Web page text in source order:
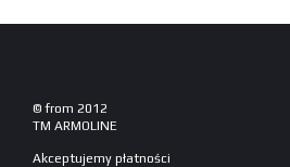
© from 2012
TM ARMOLINE
Akceptujemy płatności